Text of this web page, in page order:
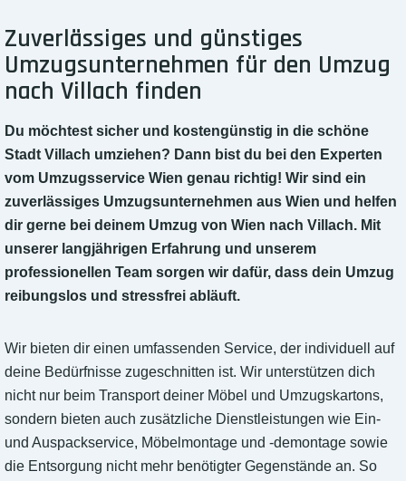
Zuverlässiges und günstiges
Umzugsunternehmen für den Umzug
nach Villach finden
Du möchtest sicher und kostengünstig in die schöne
Stadt Villach umziehen? Dann bist du bei den Experten
vom Umzugsservice Wien genau richtig! Wir sind ein
zuverlässiges Umzugsunternehmen aus Wien und helfen
dir gerne bei deinem Umzug von Wien nach Villach. Mit
unserer langjährigen Erfahrung und unserem
professionellen Team sorgen wir dafür, dass dein Umzug
reibungslos und stressfrei abläuft.
Wir bieten dir einen umfassenden Service, der individuell auf
deine Bedürfnisse zugeschnitten ist. Wir unterstützen dich
nicht nur beim Transport deiner Möbel und Umzugskartons,
sondern bieten auch zusätzliche Dienstleistungen wie Ein-
und Auspackservice, Möbelmontage und -demontage sowie
die Entsorgung nicht mehr benötigter Gegenstände an. So